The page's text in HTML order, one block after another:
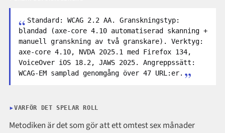
Standard: WCAG 2.2 AA. Granskningstyp:
blandad (axe-core 4.10 automatiserad skanning +
manuell granskning av två granskare). Verktyg:
axe-core 4.10, NVDA 2025.1 med Firefox 134,
VoiceOver iOS 18.2, JAWS 2025. Angreppssätt:
WCAG-EM samplad genomgång över 47 URL:er.
VARFÖR DET SPELAR ROLL
Metodiken är det som gör att ett omtest sex månader